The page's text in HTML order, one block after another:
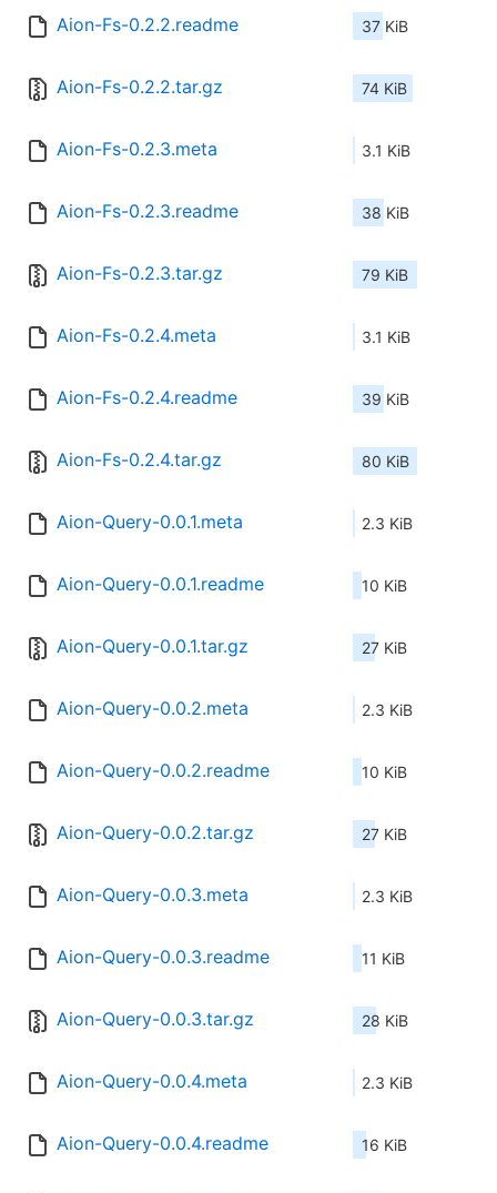
Aion-Fs-0.2.2.readme 37 KiB
Aion-Fs-0.2.2.tar.gz 74 KiB
Aion-Fs-0.2.3.meta 3.1 KiB
Aion-Fs-0.2.3.readme 38 KiB
Aion-Fs-0.2.3.tar.gz 79 KiB
Aion-Fs-0.2.4.meta 3.1 KiB
Aion-Fs-0.2.4.readme 39 KiB
Aion-Fs-0.2.4.tar.gz 80 KiB
Aion-Query-0.0.1.meta 2.3 KiB
Aion-Query-0.0.1.readme 10 KiB
Aion-Query-0.0.1.tar.gz 27 KiB
Aion-Query-0.0.2.meta 2.3 KiB
Aion-Query-0.0.2.readme 10 KiB
Aion-Query-0.0.2.tar.gz 27 KiB
Aion-Query-0.0.3.meta 2.3 KiB
Aion-Query-0.0.3.readme 11 KiB
Aion-Query-0.0.3.tar.gz 28 KiB
Aion-Query-0.0.4.meta 2.3 KiB
Aion-Query-0.0.4.readme 16 KiB